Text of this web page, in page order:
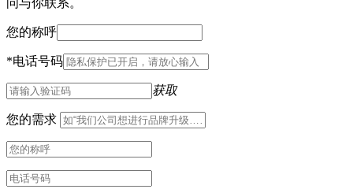
问与你联系。
您的称呼
*电话号码
获取
您的需求